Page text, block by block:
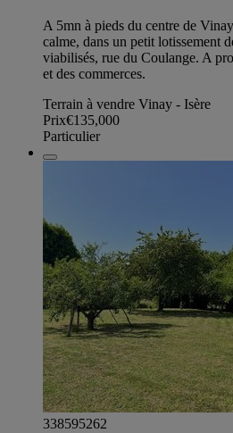
A 5mn à pieds du centre de
calme, dans un petit lotissement
viabilisés, rue du Coulange. A
et des commerces.
Terrain à vendre Vinay - Isère
Prix€135,000
Particulier
338595262